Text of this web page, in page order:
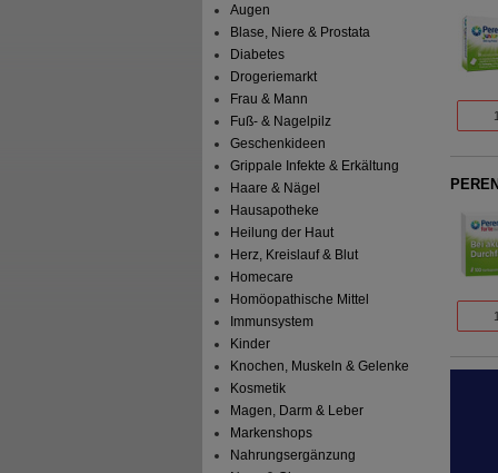
Augen
Blase, Niere & Prostata
Diabetes
Drogeriemarkt
Frau & Mann
Fuß- & Nagelpilz
Geschenkideen
Grippale Infekte & Erkältung
Haare & Nägel
Hausapotheke
Heilung der Haut
Herz, Kreislauf & Blut
Homecare
Homöopathische Mittel
Immunsystem
Kinder
Knochen, Muskeln & Gelenke
Kosmetik
Magen, Darm & Leber
Markenshops
Nahrungsergänzung